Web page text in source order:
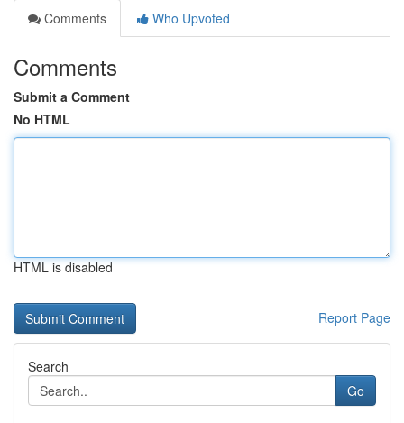
Comments
Who Upvoted
Comments
Submit a Comment
No HTML
HTML is disabled
Report Page
Search
Go